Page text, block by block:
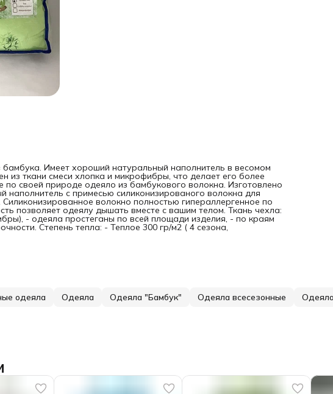
Имеет хороший натуральный наполнитель в весомом
из ткани смеси хлопка и микрофибры, что делает его более
по своей природе одеяло из бамбукового волокна. Изготовлено
наполнитель с примесью силиконизированого волокна для
волокно полностью гипераллергенное по
позволяет одеялу дышать вместе с вашим телом. Ткань чехла:
- одеяла простеганы по всей площади изделия, - по краям
Степень тепла: - Теплое 300 гр/м2 ( 4 сезона,
одеяла Одеяла Одеяла "Бамбук" Одеяла всесезонные